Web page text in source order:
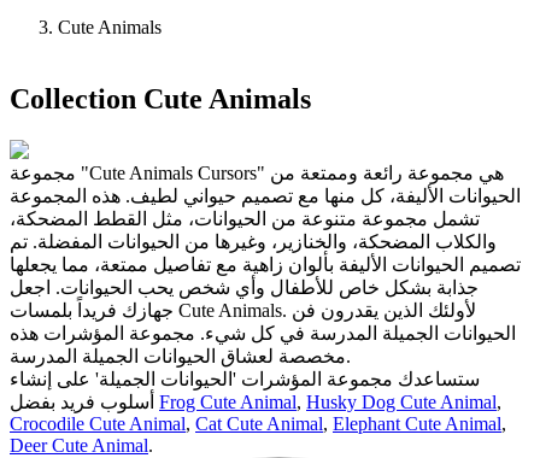
Cute Animals
Collection Cute Animals
مجموعة "Cute Animals Cursors" هي مجموعة رائعة وممتعة من
الحيوانات الأليفة، كل منها مع تصميم حيواني لطيف. هذه المجموعة
تشمل مجموعة متنوعة من الحيوانات، مثل القطط المضحكة،
والكلاب المضحكة، والخنازير، وغيرها من الحيوانات المفضلة. تم
تصميم الحيوانات الأليفة بألوان زاهية مع تفاصيل ممتعة، مما يجعلها
جذابة بشكل خاص للأطفال وأي شخص يحب الحيوانات. اجعل
جهازك فريداً بلمسات Cute Animals. لأولئك الذين يقدرون فن
الحيوانات الجميلة المدرسة في كل شيء. مجموعة المؤشرات هذه
مخصصة لعشاق الحيوانات الجميلة المدرسة.
ستساعدك مجموعة المؤشرات 'الحيوانات الجميلة' على إنشاء
Frog Cute Animal, Husky Dog Cute Animal,
Crocodile Cute Animal, Cat Cute Animal, Elephant Cute Animal,
Deer Cute Animal.